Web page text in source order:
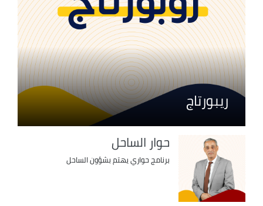
ريبورتاج
حوار الساحل
برنامج حواري يهتم بشؤون الساحل